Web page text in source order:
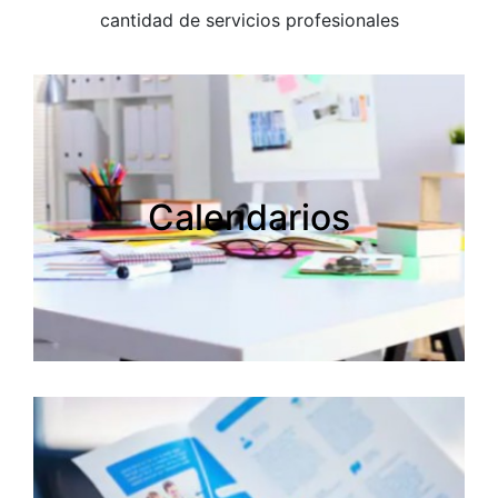
cantidad de servicios profesionales
Calendarios
Calendarios
Creamos tus calendarios personalizados